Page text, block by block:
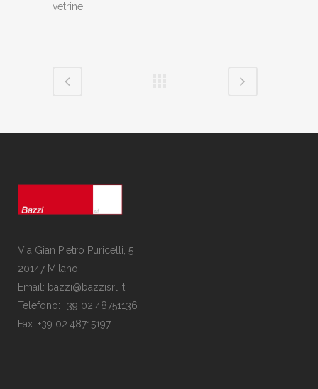
vetrine.
Via Gian Pietro Puricelli, 5
20147 Milano
Email: bazzi@bazzisrl.it
Telefono: +39 02.48751136
Fax: +39 02.48715197